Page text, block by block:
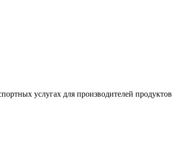
услугах для производителей